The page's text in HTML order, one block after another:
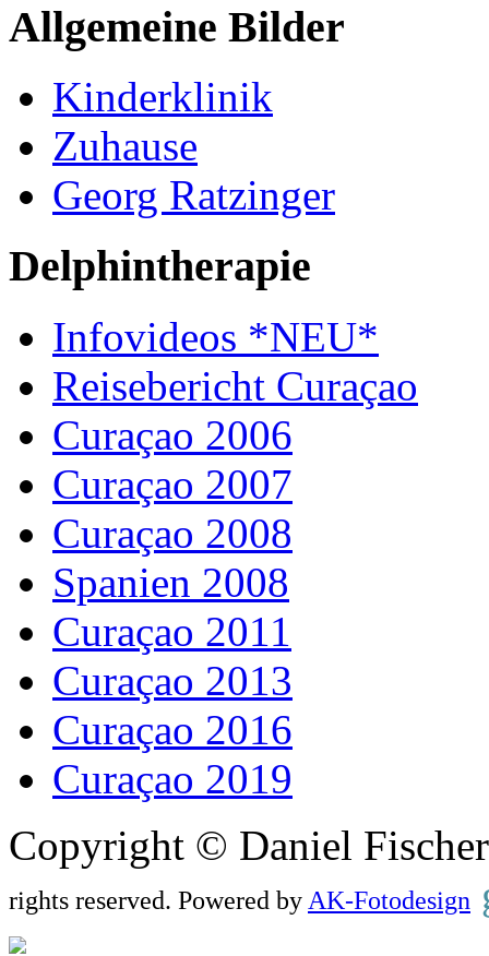
Allgemeine Bilder
Kinderklinik
Zuhause
Georg Ratzinger
Delphintherapie
Infovideos *NEU*
Reisebericht Curaçao
Curaçao 2006
Curaçao 2007
Curaçao 2008
Spanien 2008
Curaçao 2011
Curaçao 2013
Curaçao 2016
Curaçao 2019
Copyright © Daniel
rights reserved. Powered by AK-Fotodesign